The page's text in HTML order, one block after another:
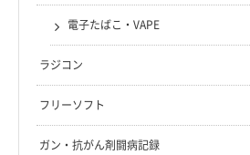
電子たばこ・VAPE
ラジコン
フリーソフト
ガン・抗がん剤闘病記録